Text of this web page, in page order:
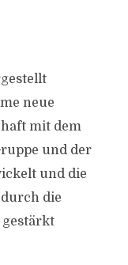
neue
mit dem
und der
und die
die